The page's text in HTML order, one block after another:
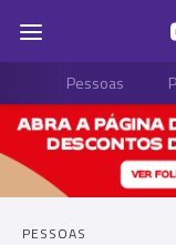
Pessoas
PESSOAS